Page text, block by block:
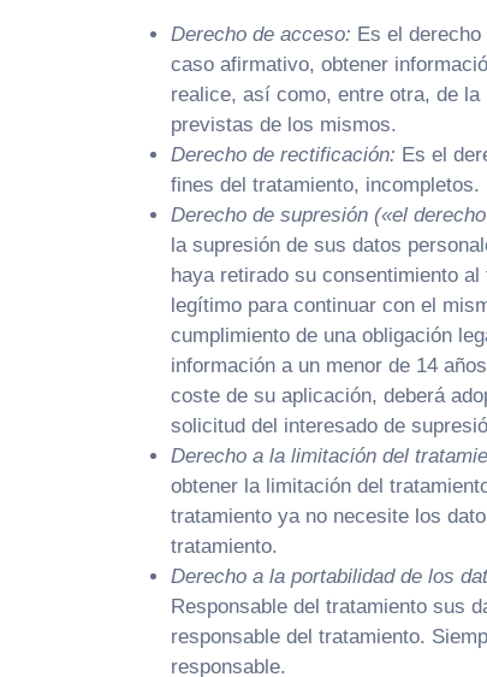
Derecho de acceso: Es el
caso afirmativo, obtener
realice, así como, entre otra, de
previstas de los mismos.
Derecho de rectificación: Es el
fines del tratamiento, incompletos.
Derecho de supresión («el
la supresión de sus datos
haya retirado su consentimiento
legítimo para continuar con el
cumplimiento de una obligación
información a un menor de 14
coste de su aplicación, deberá
solicitud del interesado de
Derecho a la limitación del
obtener la limitación del
tratamiento ya no necesite los
tratamiento.
Derecho a la portabilidad de los
Responsable del tratamiento sus
responsable del tratamiento.
responsable.